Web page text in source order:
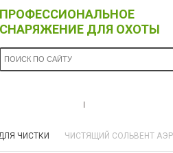
ПРОФЕССИОНАЛЬНОЕ
СНАРЯЖЕНИЕ ДЛЯ ОХОТЫ
ЧИСТКИ ЧИСТЯЩИЙ СОЛЬВЕНТ